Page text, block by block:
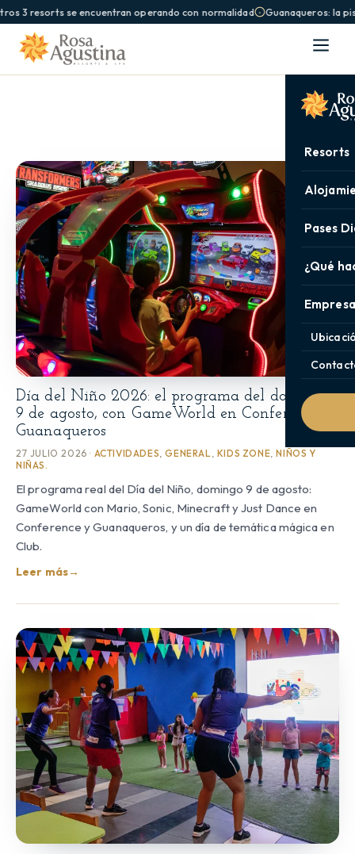
3 resorts se encuentran operando con normalidad Guanaqueros: la
Resorts
Pases
¿Qué
Día del Niño 2026: el programa del domingo
9 de agosto, con GameWorld en Conference y
Guanaqueros
27 JULIO 2026 · ACTIVIDADES ,GENERAL KIDS ZONE ,NIÑOS Y
NIÑAS.
El programa real del Día del Niño, domingo 9 de agosto:
GameWorld con Mario, Sonic, Minecraft y Just Dance en
Conference y Guanaqueros, y un día de temática mágica en
Club.
Leer más→